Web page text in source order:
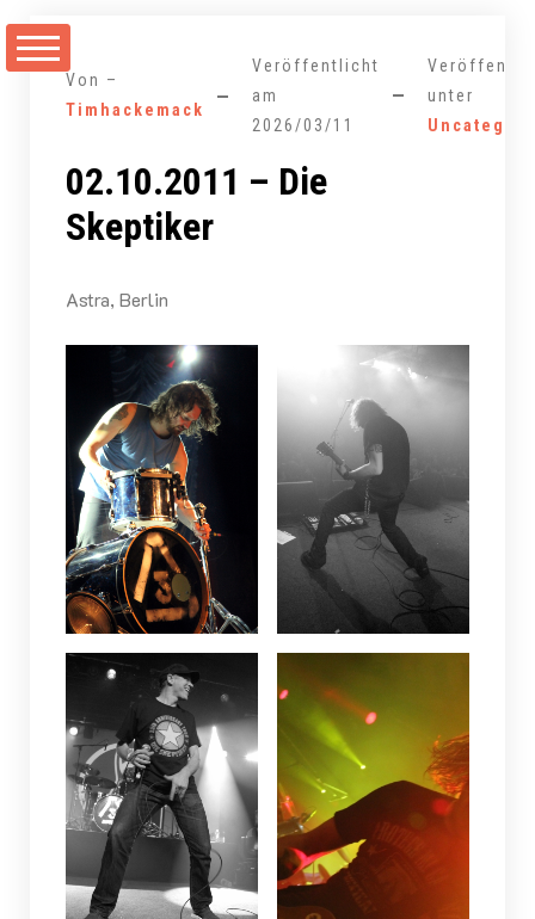
Inhalt
springenVon –
Timhackemack
Veröffentlicht
am
2026/03/11
unter
02.10.2011 – Die
Skeptiker
Astra, Berlin